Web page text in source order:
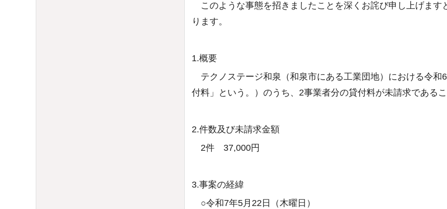
このような事態を招きましたことを深くお詫び申し上げます
ります。
1.概要
テクノステージ和泉（和泉市にある工業団地）における令和
付料」という。）のうち、2事業者分の貸付料が未請求であるこ
2.件数及び未請求金額
2件 37,000円
3.事案の経緯
○令和7年5月22日（木曜日）